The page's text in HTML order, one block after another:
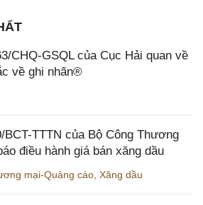
CHQ-GSQL của Cục Hải quan về
về ghi nhãn®
BCT-TTTN của Bộ Công Thương
điều hành giá bán xăng dầu
mại-Quảng cáo Xăng dầu